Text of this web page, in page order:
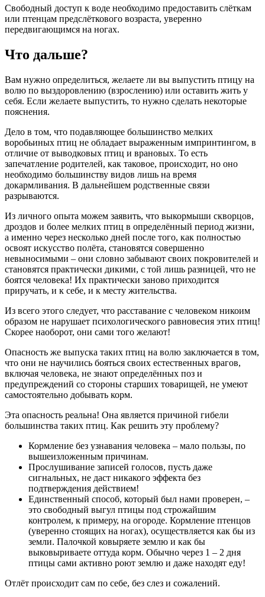
Свободный доступ к воде необходимо предоставить слёткам
или птенцам предслёткового возраста, уверенно
передвигающимся на ногах.
Что дальше?
Вам нужно определиться, желаете ли вы выпустить птицу на
волю по выздоровлению (взрослению) или оставить жить у
себя. Если желаете выпустить, то нужно сделать некоторые
пояснения.
Дело в том, что подавляющее большинство мелких
воробьиных птиц не обладает выраженным импринтингом, в
отличие от выводковых птиц и врановых. То есть
запечатление родителей, как таковое, происходит, но оно
необходимо большинству видов лишь на время
докармливания. В дальнейшем родственные связи
разрываются.
Из личного опыта можем заявить, что выкормыши скворцов,
дроздов и более мелких птиц в определённый период жизни,
а именно через несколько дней после того, как полностью
освоят искусство полёта, становятся совершенно
невыносимыми – они словно забывают своих покровителей и
становятся практически дикими, с той лишь разницей, что не
боятся человека! Их практически заново приходится
приручать, и к себе, и к месту жительства.
Из всего этого следует, что расставание с человеком никоим
образом не нарушает психологического равновесия этих птиц!
Скорее наоборот, они сами того желают!
Опасность же выпуска таких птиц на волю заключается в том,
что они не научились бояться своих естественных врагов,
включая человека, не знают определённых поз и
предупреждений со стороны старших товарищей, не умеют
самостоятельно добывать корм.
Эта опасность реальна! Она является причиной гибели
большинства таких птиц. Как решить эту проблему?
Кормление без узнавания человека – мало пользы, по
вышеизложенным причинам.
Прослушивание записей голосов, пусть даже
сигнальных, не даст никакого эффекта без
подтверждения действием!
Единственный способ, который был нами проверен, –
это свободный выгул птицы под строжайшим
контролем, к примеру, на огороде. Кормление птенцов
(уверенно стоящих на ногах), осуществляется как бы из
земли. Палочкой ковыряете землю и как бы
выковыриваете оттуда корм. Обычно через 1 – 2 дня
птицы сами активно роют землю и даже находят еду!
Отлёт происходит сам по себе, без слез и сожалений.